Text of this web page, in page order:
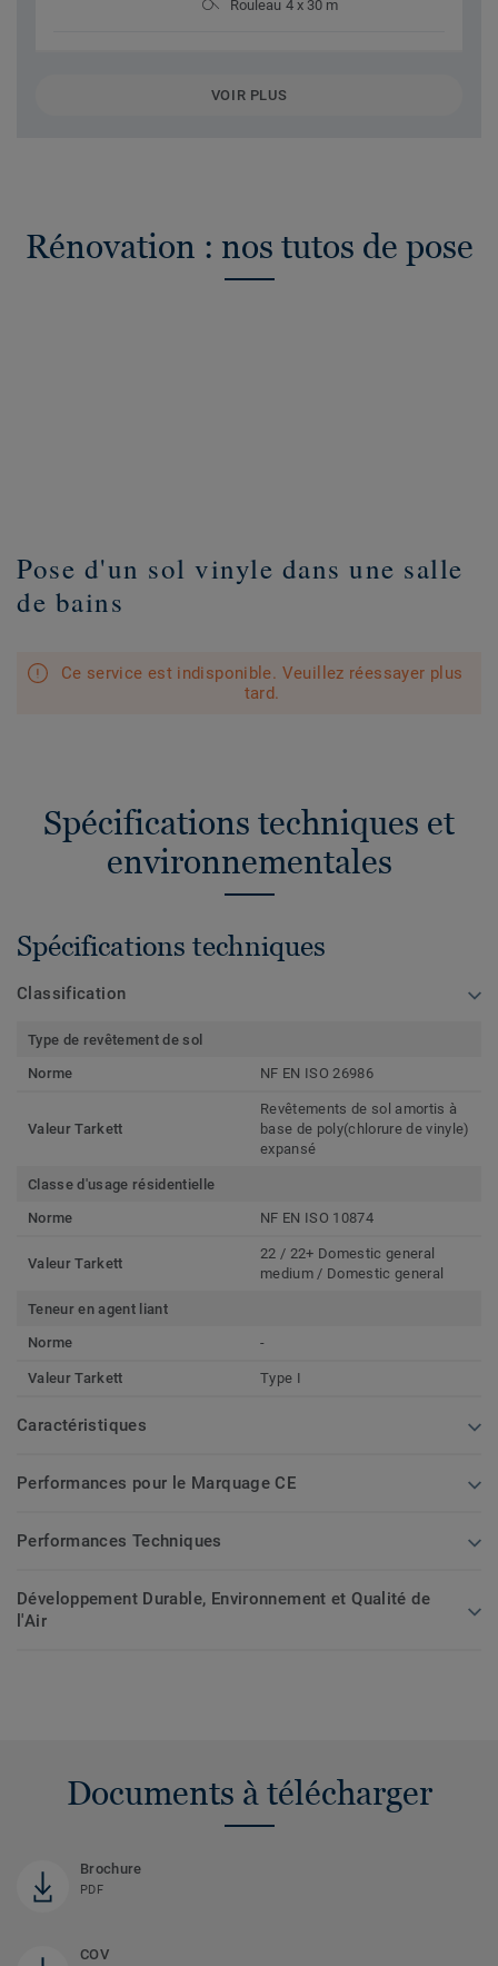
Rouleau 4 x 30 m
VOIR PLUS
Rénovation : nos tutos de pose
Pose d'un sol vinyle dans une salle
de bains
Ce service est indisponible. Veuillez réessayer plus
tard.
Spécifications techniques et
environnementales
Spécifications techniques
Classification
Type de revêtement de sol
Norme
NF EN ISO 26986
Valeur Tarkett
Revêtements de sol amortis à
base de poly(chlorure de vinyle)
expansé
Classe d'usage résidentielle
Norme
NF EN ISO 10874
Valeur Tarkett
22 / 22+ Domestic general
medium / Domestic general
Teneur en agent liant
Norme
-
Valeur Tarkett Type I
Caractéristiques
Performances pour le Marquage CE
Performances Techniques
Développement Durable, Environnement et Qualité de
l'Air
Documents à télécharger
Brochure
PDF
COV